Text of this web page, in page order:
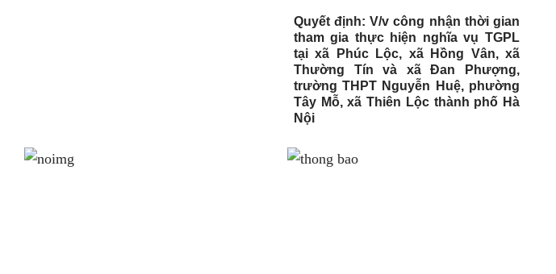
Quyết định: V/v công nhận thời gian
tham gia thực hiện nghĩa vụ TGPL
tại xã Phúc Lộc, xã Hồng Vân, xã
Thường Tín và xã Đan Phượng,
trường THPT Nguyễn Huệ, phường
Tây Mỗ, xã Thiên Lộc thành phố Hà
Nội